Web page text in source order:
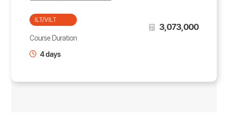
ILT/VILT
Course Duration
4 days
3,073,000